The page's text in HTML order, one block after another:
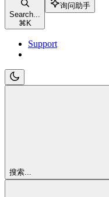
Search...
⌘ K
询问助手
Support
搜索...